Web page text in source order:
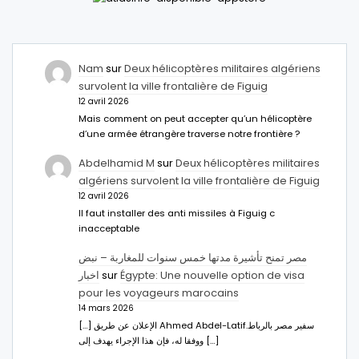
Nam surDeux hélicoptères militaires algériens
survolent la ville frontalière de Figuig
12 avril 2026
Mais comment on peut accepter qu’un hélicoptère
d’une armée étrangère traverse notre frontière ?
Abdelhamid M surDeux hélicoptères militaires
algériens survolent la ville frontalière de Figuig
12 avril 2026
Il faut installer des anti missiles à Figuig c
inacceptable
مصر تمنح تأشيرة مدتها خمس سنوات للمغاربة – نبض
اخبار surÉgypte: Une nouvelle option de visa
pour les voyageurs marocains
14 mars 2026
[…] الإعلان عن طريق Ahmed Abdel-Latifسفير مصر بالرباط.
ووفقا له، فإن هذا الإجراء يهدف إلى […]